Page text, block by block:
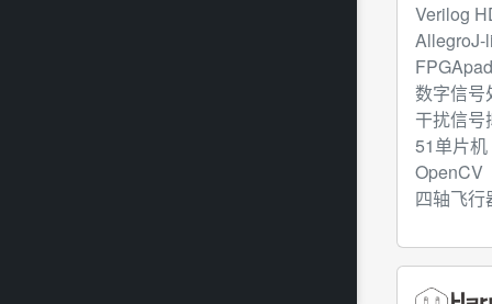
Verilog
AllegroJ-
FPGA
数字信号
干扰信号
51单片机
OpenCV
四轴飞行